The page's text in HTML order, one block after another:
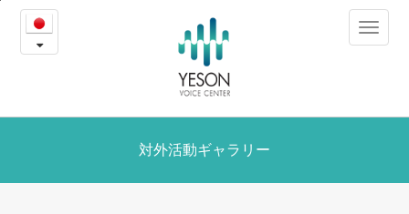
イ
ェ
ン
ャ
Toggle
対外活動ギャラリー